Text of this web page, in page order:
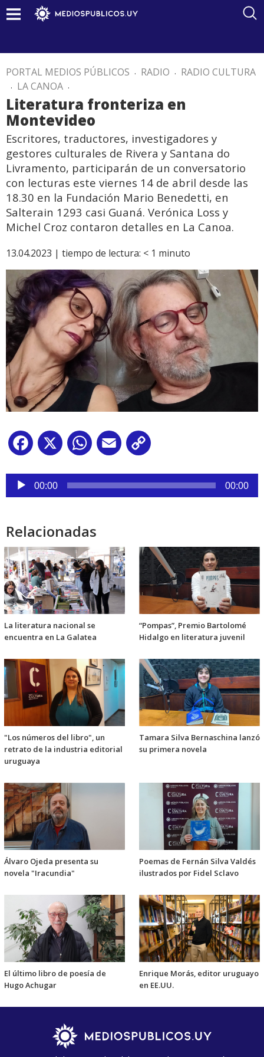
PORTAL MEDIOS PÚBLICOS . RADIO . RADIO CULTURA
. LA CANOA .
Literatura fronteriza en
Montevideo
Escritores, traductores, investigadores y
gestores culturales de Rivera y Santana do
Livramento, participarán de un conversatorio
con lecturas este viernes 14 de abril desde las
18.30 en la Fundación Mario Benedetti, en
Salterain 1293 casi Guaná. Verónica Loss y
Michel Croz contaron detalles en La Canoa.
13.04.2023 | tiempo de lectura: < 1 minuto
Facebook
X WhatsApp
Email
Reproductor
audio
00:00 00:00
Relacionadas
La literatura nacional se
encuentra en La Galatea
“Pompas”, Premio Bartolomé
Hidalgo en literatura juvenil
"Los números del libro", un
retrato de la industria editorial
uruguaya
Tamara Silva Bernaschina lanzó
su primera novela
Álvaro Ojeda presenta su
novela "Iracundia"
Poemas de Fernán Silva Valdés
ilustrados por Fidel Sclavo
El último libro de poesía de
Hugo Achugar
Enrique Morás, editor uruguayo
en EE.UU.